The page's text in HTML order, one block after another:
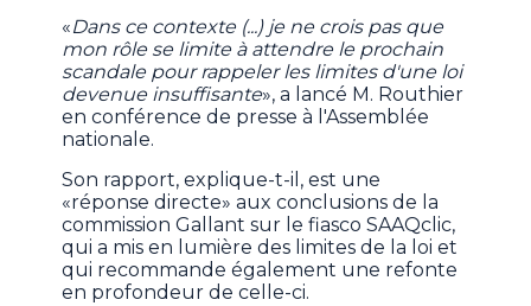
«Dans ce contexte (...) je ne crois pas que
mon rôle se limite à attendre le prochain
scandale pour rappeler les limites d'une loi
devenue insuffisante», a lancé M. Routhier
en conférence de presse à l'Assemblée
nationale.
Son rapport, explique-t-il, est une
«réponse directe» aux conclusions de la
commission Gallant sur le fiasco SAAQclic,
qui a mis en lumière des limites de la loi et
qui recommande également une refonte
en profondeur de celle-ci.